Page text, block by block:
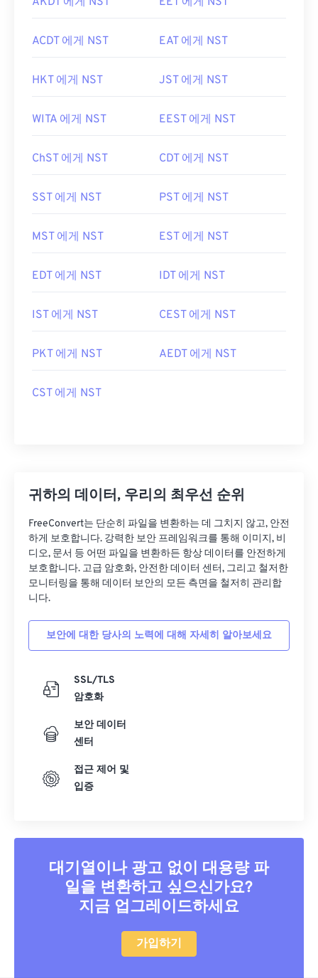
ACDT 에게 NST EAT 에게 NST
HKT 에게 NST JST 에게 NST
WITA 에게 NST EEST 에게 NST
ChST 에게 NST CDT 에게 NST
SST 에게 NST PST 에게 NST
MST 에게 NST EST 에게 NST
EDT 에게 NST IDT 에게 NST
IST 에게 NST CEST 에게 NST
PKT 에게 NST AEDT 에게 NST
CST 에게 NST
귀하의 데이터, 우리의 최우선 순위
FreeConvert는 단순히 파일을 변환하는 데 그치지 않고, 안전
하게 보호합니다. 강력한 보안 프레임워크를 통해 이미지, 비
디오, 문서 등 어떤 파일을 변환하든 항상 데이터를 안전하게
보호합니다. 고급 암호화, 안전한 데이터 센터, 그리고 철저한
모니터링을 통해 데이터 보안의 모든 측면을 철저히 관리합
니다.
보안에 대한 당사의 노력에 대해 자세히 알아보세요
SSL/TLS
암호화
보안 데이터
센터
접근 제어 및
입증
대기열이나 광고 없이 대용량 파
일을 변환하고 싶으신가요?
지금 업그레이드하세요
가입하기